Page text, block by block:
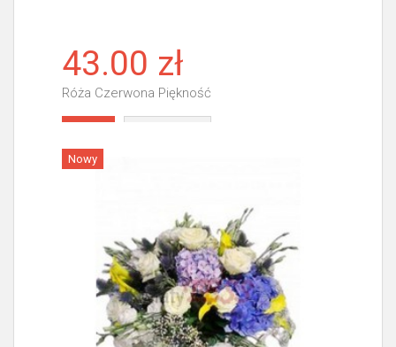
43.00 zł
Róża Czerwona Piękność
Nowy